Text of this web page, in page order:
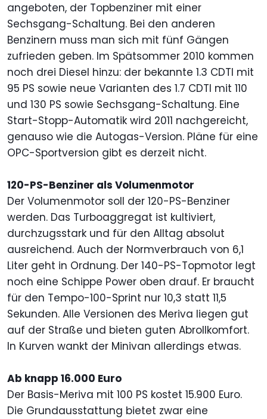
angeboten, der Topbenziner mit einer
Sechsgang-Schaltung. Bei den anderen
Benzinern muss man sich mit fünf Gängen
zufrieden geben. Im Spätsommer 2010 kommen
noch drei Diesel hinzu: der bekannte 1.3 CDTI mit
95 PS sowie neue Varianten des 1.7 CDTI mit 110
und 130 PS sowie Sechsgang-Schaltung. Eine
Start-Stopp-Automatik wird 2011 nachgereicht,
genauso wie die Autogas-Version. Pläne für eine
OPC-Sportversion gibt es derzeit nicht.
120-PS-Benziner als Volumenmotor
Der Volumenmotor soll der 120-PS-Benziner
werden. Das Turboaggregat ist kultiviert,
durchzugsstark und für den Alltag absolut
ausreichend. Auch der Normverbrauch von 6,1
Liter geht in Ordnung. Der 140-PS-Topmotor legt
noch eine Schippe Power oben drauf. Er braucht
für den Tempo-100-Sprint nur 10,3 statt 11,5
Sekunden. Alle Versionen des Meriva liegen gut
auf der Straße und bieten guten Abrollkomfort.
In Kurven wankt der Minivan allerdings etwas.
Ab knapp 16.000 Euro
Der Basis-Meriva mit 100 PS kostet 15.900 Euro.
Die Grundausstattung bietet zwar eine